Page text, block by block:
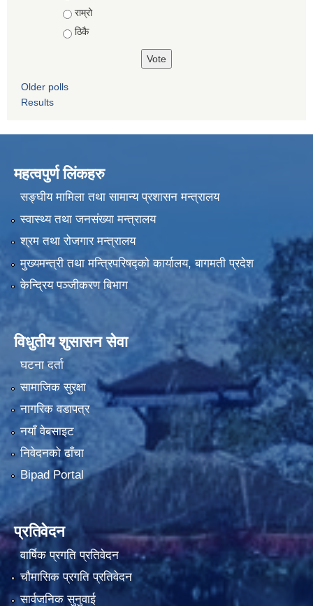
राम्रो
ठिकै
Older polls
Results
महत्वपुर्ण लिंकहरु
सङ्घीय मामिला तथा सामान्य प्रशासन मन्त्रालय
स्वास्थ्य तथा जनसंख्या मन्त्रालय
श्रम तथा रोजगार मन्त्रालय
मुख्यमन्त्री तथा मन्त्रिपरिषद्को कार्यालय, बागमती प्रदेश
केन्द्रिय पञ्जीकरण बिभाग
विधुतीय शुसासन सेवा
घटना दर्ता
सामाजिक सुरक्षा
नागरिक वडापत्र
नयाँ वेबसाइट
निवेदनको ढाँचा
Bipad Portal
प्रतिवेदन
वार्षिक प्रगति प्रतिवेदन
चौमासिक प्रगति प्रतिवेदन
सार्वजनिक सुनुवाई